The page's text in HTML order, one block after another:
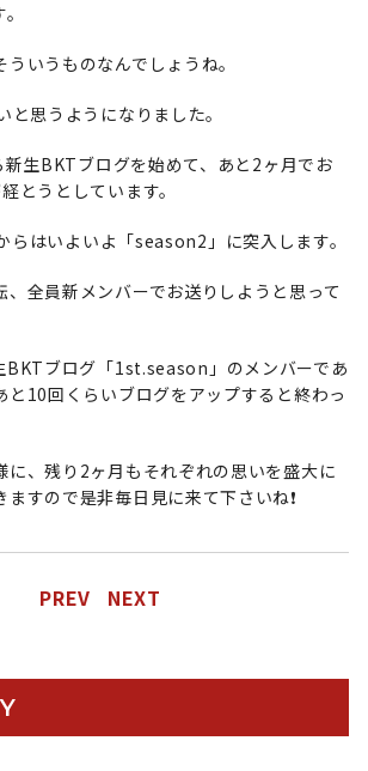
いうものなんでしょうね。
と思うようになりました。
生BKTブログを始めて、あと2ヶ月でお
とうとしています。
らはいよいよ「season2」に突入します。
、全員新メンバーでお送りしようと思って
BKTブログ「1st.season」のメンバーであ
と10回くらいブログをアップすると終わっ
に、残り2ヶ月もそれぞれの思いを盛大に
すので是非毎日見に来て下さいね❗️
PREV NEXT